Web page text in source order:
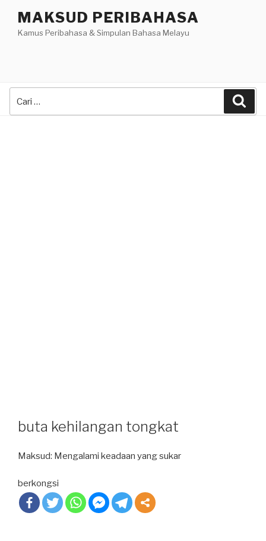
content
MAKSUD PERIBAHASA
Kamus Peribahasa & Simpulan Bahasa Melayu
buta kehilangan tongkat
Maksud: Mengalami keadaan yang sukar
berkongsi